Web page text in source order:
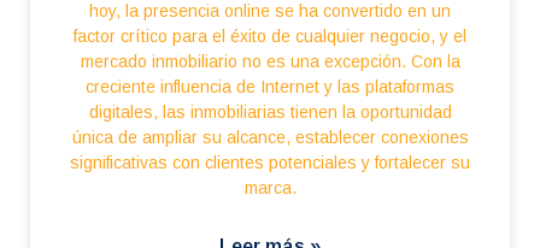
hoy, la presencia online se ha convertido en un
factor crítico para el éxito de cualquier negocio, y el
mercado inmobiliario no es una excepción. Con la
creciente influencia de Internet y las plataformas
digitales, las inmobiliarias tienen la oportunidad
única de ampliar su alcance, establecer conexiones
significativas con clientes potenciales y fortalecer su
marca.